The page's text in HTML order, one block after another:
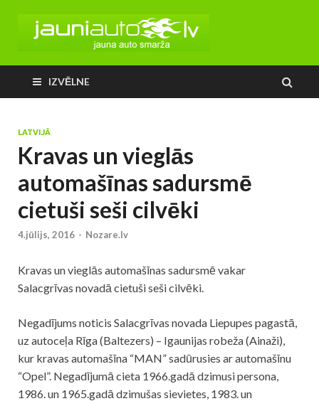
IZVĒLNE
LATVIJĀ
Kravas un vieglās
automašīnas sadursmē
cietuši seši cilvēki
4.jūlijs, 2016 - Nozare.lv
Kravas un vieglās automašīnas sadursmē vakar
Salacgrīvas novadā cietuši seši cilvēki.
Negadījums noticis Salacgrīvas novada Liepupes pagastā,
uz autoceļa Rīga (Baltezers) – Igaunijas robeža (Ainaži),
kur kravas automašīna “MAN” sadūrusies ar automašīnu
“Opel”. Negadījumā cieta 1966.gadā dzimusi persona,
1986. un 1965.gadā dzimušas sievietes, 1983. un